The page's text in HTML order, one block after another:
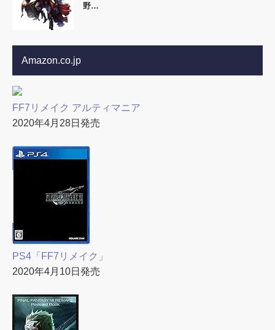
野…
Amazon.co.jp
FF7リメイク アルティマニア
2020年4月28日発売
PS4「FF7リメイク」
2020年4月10日発売